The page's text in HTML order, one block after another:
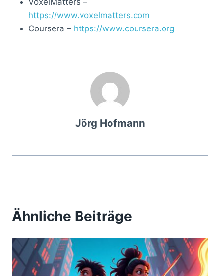
https://www.voxelmatters.com
Coursera – https://www.coursera.org
Jörg Hofmann
Ähnliche Beiträge